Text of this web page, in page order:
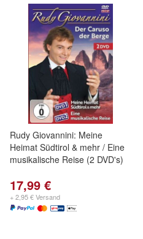
Rudy Giovannini: Meine
Heimat Südtirol & mehr / Eine
musikalische Reise (2 DVD's)
17,99 €
+ 2,95 € Versand